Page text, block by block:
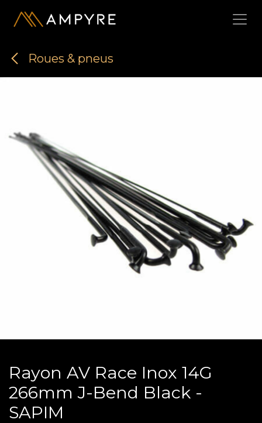
Se rendre au contenu
Roues & pneus
Rayon AV Race Inox 14G
266mm J-Bend Black -
SAPIM